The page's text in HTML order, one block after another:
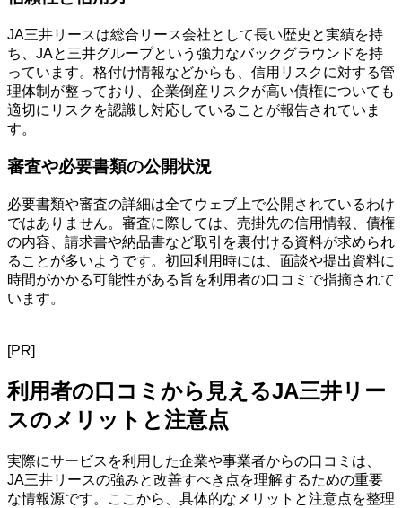
JA三井リースは総合リース会社として長い歴史と実績を持
ち、JAと三井グループという強力なバックグラウンドを持
っています。格付け情報などからも、信用リスクに対する管
理体制が整っており、企業倒産リスクが高い債権についても
適切にリスクを認識し対応していることが報告されていま
す。
審査や必要書類の公開状況
必要書類や審査の詳細は全てウェブ上で公開されているわけ
ではありません。審査に際しては、売掛先の信用情報、債権
の内容、請求書や納品書など取引を裏付ける資料が求められ
ることが多いようです。初回利用時には、面談や提出資料に
時間がかかる可能性がある旨を利用者の口コミで指摘されて
います。
[PR]
利用者の口コミから見えるJA三井リー
スのメリットと注意点
実際にサービスを利用した企業や事業者からの口コミは、
JA三井リースの強みと改善すべき点を理解するための重要
な情報源です。ここから、具体的なメリットと注意点を整理